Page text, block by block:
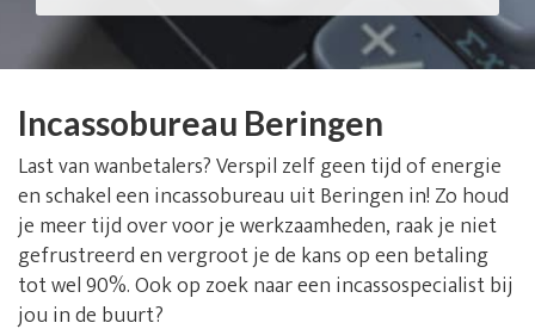
Incassobureau Beringen
Last van wanbetalers? Verspil zelf geen tijd of energie
en schakel een incassobureau uit Beringen in! Zo houd
je meer tijd over voor je werkzaamheden, raak je niet
gefrustreerd en vergroot je de kans op een betaling
tot wel 90%. Ook op zoek naar een incassospecialist bij
jou in de buurt?